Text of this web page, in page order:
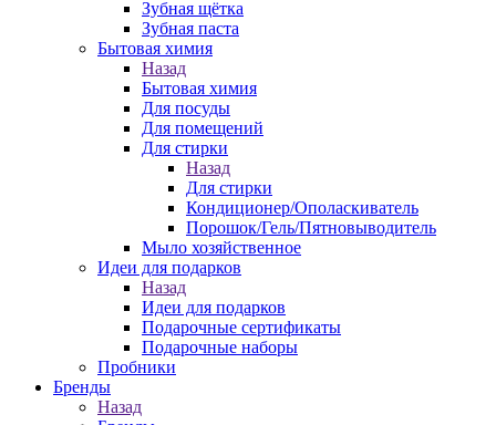
Зубная щётка
Зубная паста
Бытовая химия
Назад
Бытовая химия
Для посуды
Для помещений
Для стирки
Назад
Для стирки
Кондиционер/Ополаскиватель
Порошок/Гель/Пятновыводитель
Мыло хозяйственное
Идеи для подарков
Назад
Идеи для подарков
Подарочные сертификаты
Подарочные наборы
Пробники
Бренды
Назад